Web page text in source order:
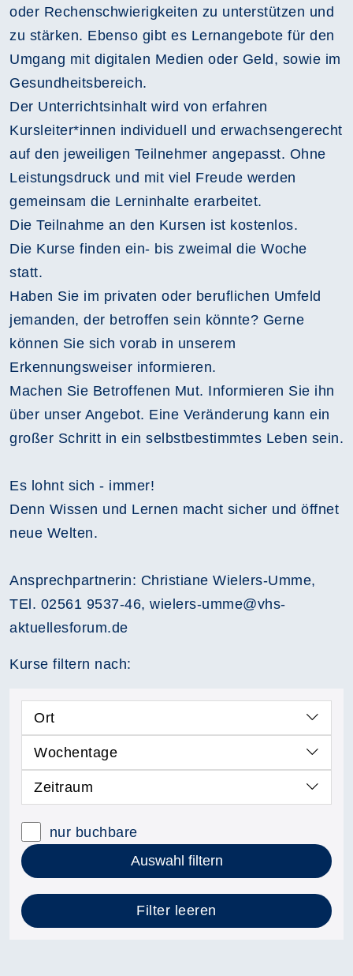
oder Rechenschwierigkeiten zu unterstützen und
zu stärken. Ebenso gibt es Lernangebote für den
Umgang mit digitalen Medien oder Geld, sowie im
Gesundheitsbereich.
Der Unterrichtsinhalt wird von erfahren
Kursleiter*innen individuell und erwachsengerecht
auf den jeweiligen Teilnehmer angepasst. Ohne
Leistungsdruck und mit viel Freude werden
gemeinsam die Lerninhalte erarbeitet.
Die Teilnahme an den Kursen ist kostenlos.
Die Kurse finden ein- bis zweimal die Woche
statt.
Haben Sie im privaten oder beruflichen Umfeld
jemanden, der betroffen sein könnte? Gerne
können Sie sich vorab in unserem
Erkennungsweiser informieren.
Machen Sie Betroffenen Mut. Informieren Sie ihn
über unser Angebot. Eine Veränderung kann ein
großer Schritt in ein selbstbestimmtes Leben sein.
Es lohnt sich - immer!
Denn Wissen und Lernen macht sicher und öffnet
neue Welten.
Ansprechpartnerin: Christiane Wielers-Umme,
TEl. 02561 9537-46, wielers-umme@vhs-
aktuellesforum.de
Kurse filtern nach:
Ort
Wochentage
Zeitraum
nur buchbare
Auswahl filtern
Filter leeren